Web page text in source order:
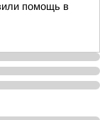
помощь в